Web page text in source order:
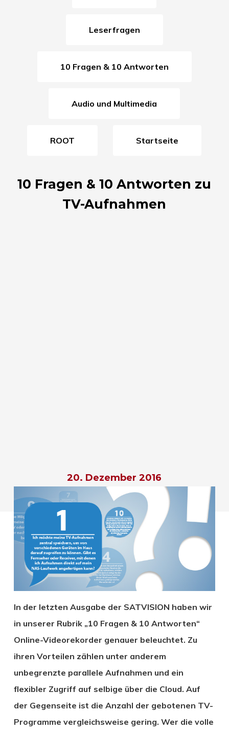
Leserfragen
10 Fragen & 10 Antworten
Audio und Multimedia
ROOT Startseite
10 Fragen & 10 Antworten zu
TV-Aufnahmen
20. Dezember 2016
In der letzten Ausgabe der SATVISION haben wir
in unserer Rubrik „10 Fragen & 10 Antworten“
Online-Videorekorder genauer beleuchtet. Zu
ihren Vorteilen zählen unter anderem
unbegrenzte parallele Aufnahmen und ein
flexibler Zugriff auf selbige über die Cloud. Auf
der Gegenseite ist die Anzahl der gebotenen TV-
Programme vergleichsweise gering. Wer die volle